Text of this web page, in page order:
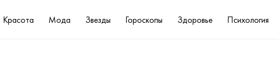
Красота Мода Звезды Гороскопы Здоровье Психология